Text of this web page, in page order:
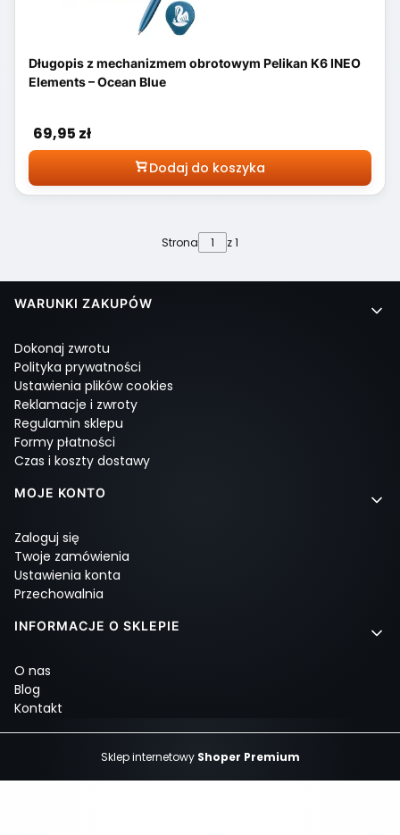
Długopis z mechanizmem obrotowym Pelikan K6 INEO
Elements – Ocean Blue
Cena
69,95 zł
Dodaj do koszyka
Strona z 1
Linki w stopce
WARUNKI ZAKUPÓW
Dokonaj zwrotu
Polityka prywatności
Ustawienia plików cookies
Reklamacje i zwroty
Regulamin sklepu
Formy płatności
Czas i koszty dostawy
MOJE KONTO
Zaloguj się
Twoje zamówienia
Ustawienia konta
Przechowalnia
INFORMACJE O SKLEPIE
O nas
Blog
Kontakt
Sklep internetowy Shoper Premium